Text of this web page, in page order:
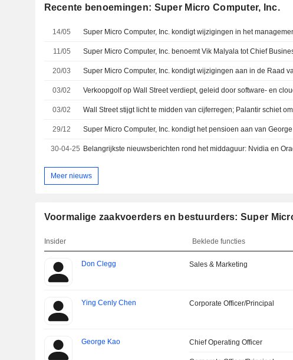
Recente benoemingen: Super Micro Computer, Inc.
14/05 Super Micro Computer, Inc. kondigt wijzigingen in het
11/05 Super Micro Computer, Inc. benoemt Vik Malyala tot Chief
20/03
03/02 Verkoopgolf op Wall Street verdiept, geleid door software- en
03/02 Wall Street stijgt licht te midden van cijferregen; Palantir schiet
29/12
30-04-25
Meer nieuws
Voormalige zaakvoerders en bestuurders: Super
Insider Beklede functies
Don Clegg Sales & Marketing
Ying Cenly Chen Corporate Officer/Principal
George Kao Chief Operating Officer